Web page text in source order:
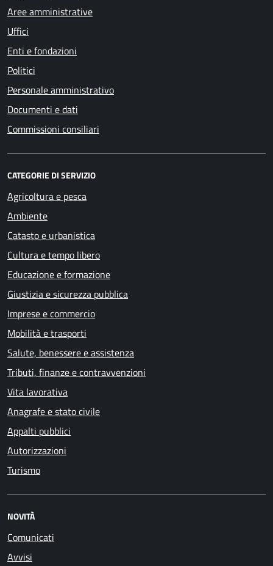
Aree amministrative
Uffici
Enti e fondazioni
Politici
Personale amministrativo
Documenti e dati
Commissioni consiliari
CATEGORIE DI SERVIZIO
Agricoltura e pesca
Ambiente
Catasto e urbanistica
Cultura e tempo libero
Educazione e formazione
Giustizia e sicurezza pubblica
Imprese e commercio
Mobilità e trasporti
Salute, benessere e assistenza
Tributi, finanze e contravvenzioni
Vita lavorativa
Anagrafe e stato civile
Appalti pubblici
Autorizzazioni
Turismo
NOVITÀ
Comunicati
Avvisi